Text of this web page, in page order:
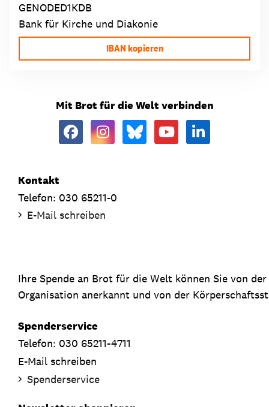
GENODED1KDB
Bank für Kirche und Diakonie
IBAN kopieren
Mit Brot für die Welt verbinden
Kontakt
Telefon: 030 65211-0
E-Mail schreiben
Ihre Spende an Brot für die Welt können Sie von
Organisation anerkannt und von der
Spenderservice
Telefon: 030 65211-4711
E-Mail schreiben
Spenderservice